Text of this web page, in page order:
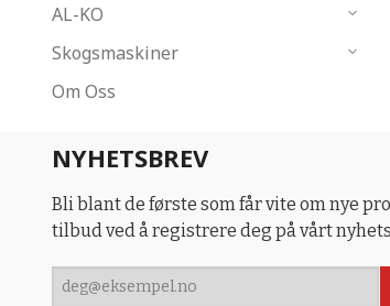
AL-KO
Skogsmaskiner
Om Oss
NYHETSBREV
Bli blant de første som får vite om nye
tilbud ved å registrere deg på vårt